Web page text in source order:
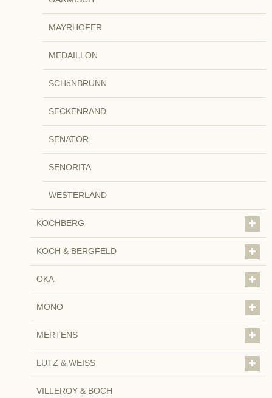
MAYRHOFER
MEDAILLON
SCHöNBRUNN
SECKENRAND
SENATOR
SENORITA
WESTERLAND
KOCHBERG
KOCH & BERGFELD
OKA
MONO
MERTENS
LUTZ & WEISS
VILLEROY & BOCH